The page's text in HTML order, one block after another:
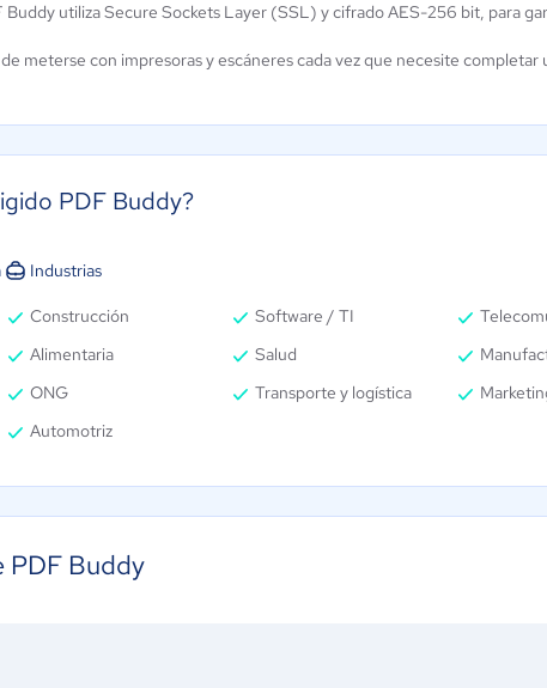
Buddy utiliza Secure Sockets Layer (SSL) y cifrado AES-256 bit, para
meterse con impresoras y escáneres cada vez que necesite completar
PDF Buddy?
Industrias
Construcción Software / TI
Alimentaria
Salud
ONG
Transporte y logística
Automotriz
PDF Buddy